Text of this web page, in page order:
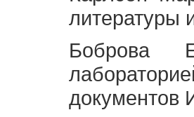
литературы
Боброва
документов